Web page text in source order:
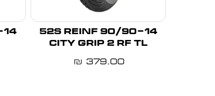
90/90-14 52S REINF
CITY GRIP 2 RF TL
379.00
₪